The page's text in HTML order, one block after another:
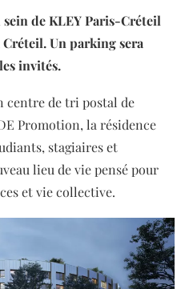
sein de KLEY Paris-Créteil
Un parking sera
invités.
centre de tri postal de
Promotion, la résidence
stagiaires et
lieu de vie pensé pour
et vie collective.